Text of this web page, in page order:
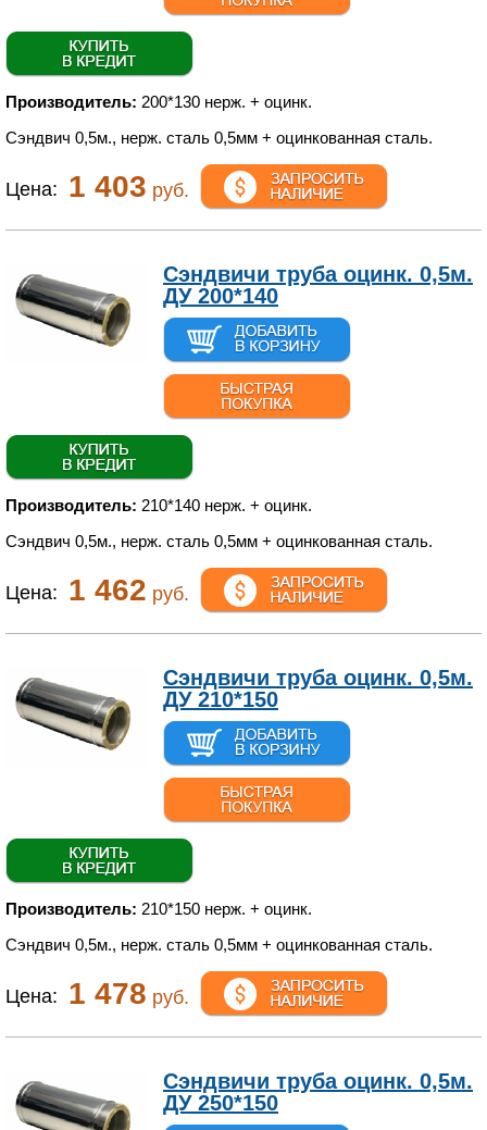
Производитель: 200*130 нерж. + оцинк.
Сэндвич 0,5м., нерж. сталь 0,5мм + оцинкованная сталь.
Цена: 1 403 руб.
Сэндвичи труба оцинк. 0,5м.
ДУ 200*140
Производитель: 210*140 нерж. + оцинк.
Сэндвич 0,5м., нерж. сталь 0,5мм + оцинкованная сталь.
Цена: 1 462 руб.
Сэндвичи труба оцинк. 0,5м.
ДУ 210*150
Производитель: 210*150 нерж. + оцинк.
Сэндвич 0,5м., нерж. сталь 0,5мм + оцинкованная сталь.
Цена: 1 478 руб.
Сэндвичи труба оцинк. 0,5м.
ДУ 250*150